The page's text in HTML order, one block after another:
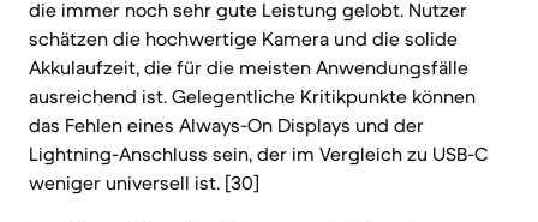
die immer noch sehr gute Leistung gelobt. Nutzer
schätzen die hochwertige Kamera und die solide
Akkulaufzeit, die für die meisten Anwendungsfälle
ausreichend ist. Gelegentliche Kritikpunkte können
das Fehlen eines Always-On Displays und der
Lightning-Anschluss sein, der im Vergleich zu USB-C
weniger universell ist. [30]